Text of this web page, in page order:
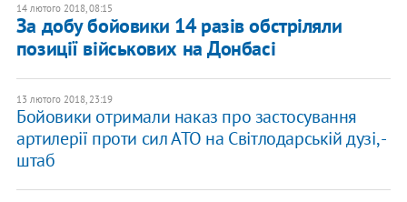
14 лютого 2018, 08:15
За добу бойовики 14 разів обстріляли
позиції військових на Донбасі
13 лютого 2018, 23:19
Бойовики отримали наказ про застосування
артилерії проти сил АТО на Світлодарській дузі, -
штаб